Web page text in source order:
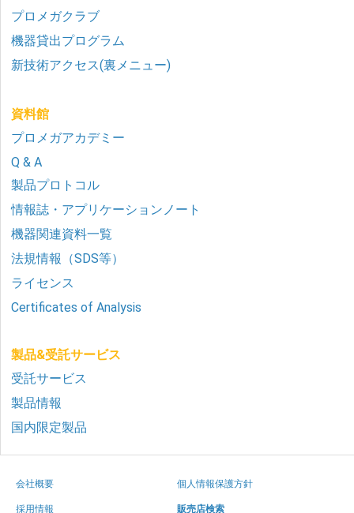
プロメガクラブ
機器貸出プログラム
新技術アクセス(裏メニュー)
資料館
プロメガアカデミー
Q & A
製品プロトコル
情報誌・アプリケーションノート
機器関連資料一覧
法規情報（SDS等）
ライセンス
Certificates of Analysis
製品&受託サービス
受託サービス
製品情報
国内限定製品
会社概要 個人情報保護方針
採用情報 販売店検索